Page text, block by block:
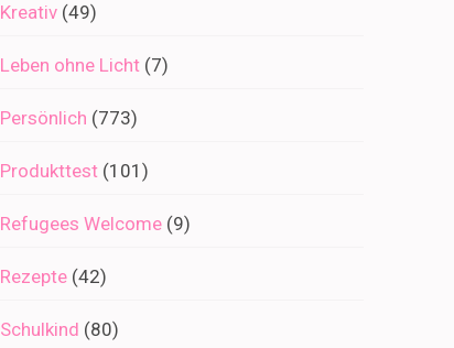
Kreativ (49)
Leben ohne Licht (7)
Persönlich (773)
Produkttest (101)
Refugees Welcome (9)
Rezepte (42)
Schulkind (80)